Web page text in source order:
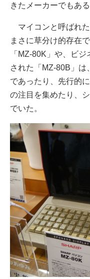
きたメーカーでもある
マイコンと呼ばれた
まさに草分け的存在
「MZ-80K」や、ビ
された「MZ-80B」は
であったり、先行的
の注目を集めたり、
でいた。